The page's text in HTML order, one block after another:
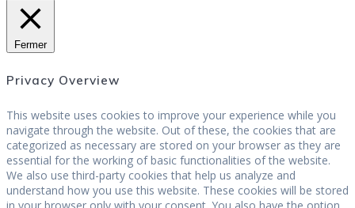
Fermer
Privacy Overview
This website uses cookies to improve your experience while you
navigate through the website. Out of these, the cookies that are
categorized as necessary are stored on your browser as they are
essential for the working of basic functionalities of the website.
We also use third-party cookies that help us analyze and
understand how you use this website. These cookies will be stored